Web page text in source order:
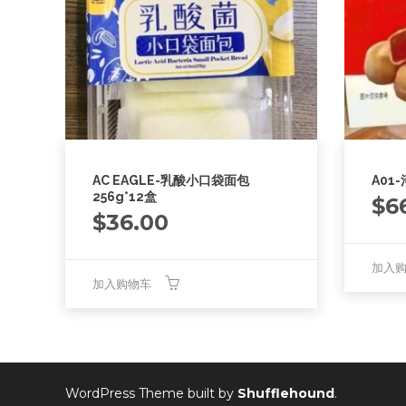
AC EAGLE-乳酸小口袋面包
256g*12盒
$36.00
加入购物车
A01-
$
加入
WordPress Theme built by Shufflehound.